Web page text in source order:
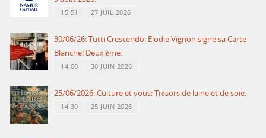
15:51 27 JUIL 2026
30/06/26: Tutti Crescendo: Elodie Vignon signe sa Carte
Blanche! Deuxième.
14:00 30 JUIN 2026
25/06/2026: Culture et vous: Trésors de laine et de soie.
14:30 25 JUIN 2026